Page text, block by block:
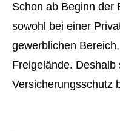
Schon ab Beginn der
sowohl bei einer
gewerblichen
Freigelände.
Versicherungsschutz